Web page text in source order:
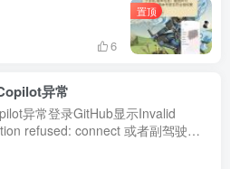
置顶
6
异常
异常登录GitHub显示Invalid
refused: connect 或者副驾驶显
login process. Please try again. ...